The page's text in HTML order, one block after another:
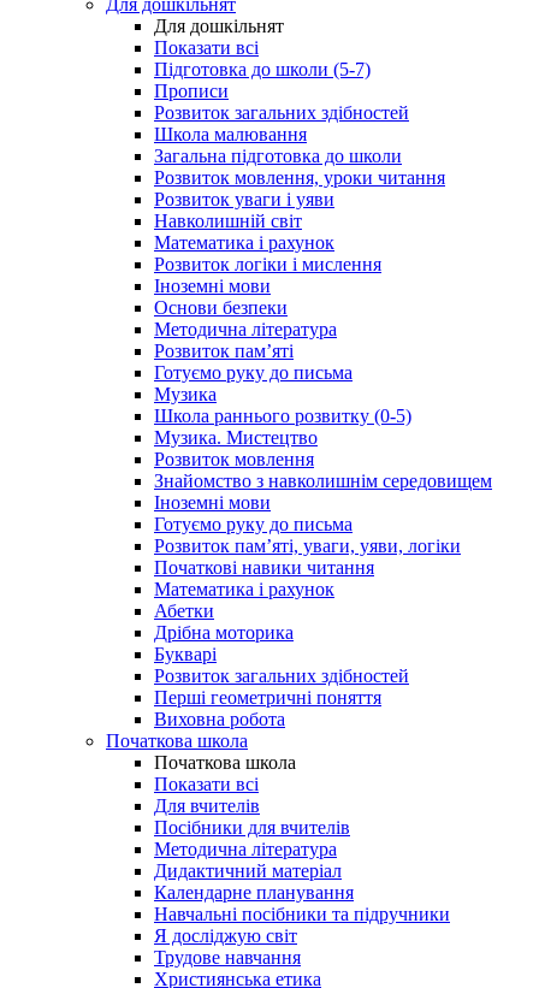
Для дошкільнят
Для дошкільнят
Показати всі
Підготовка до школи (5-7)
Прописи
Розвиток загальних здібностей
Школа малювання
Загальна підготовка до школи
Розвиток мовлення, уроки читання
Розвиток уваги і уяви
Навколишній світ
Математика і рахунок
Розвиток логіки і мислення
Іноземні мови
Основи безпеки
Методична література
Розвиток пам’яті
Готуємо руку до письма
Музика
Школа раннього розвитку (0-5)
Музика. Мистецтво
Розвиток мовлення
Знайомство з навколишнім середовищем
Іноземні мови
Готуємо руку до письма
Розвиток пам’яті, уваги, уяви, логіки
Початкові навики читання
Математика і рахунок
Абетки
Дрібна моторика
Букварі
Розвиток загальних здібностей
Перші геометричні поняття
Виховна робота
Початкова школа
Початкова школа
Показати всі
Для вчителів
Посібники для вчителів
Методична література
Дидактичний матеріал
Календарне планування
Навчальні посібники та підручники
Я досліджую світ
Трудове навчання
Християнська етика